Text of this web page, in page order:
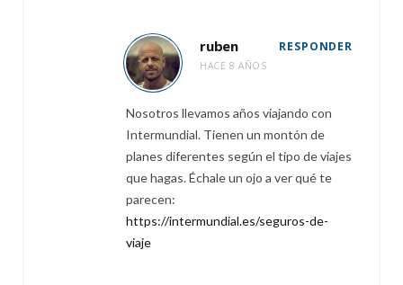
ruben
HACE 8 AÑOS
RESPONDER
Nosotros llevamos años viajando con
Intermundial. Tienen un montón de
planes diferentes según el tipo de viajes
que hagas. Échale un ojo a ver qué te
parecen:
https://intermundial.es/seguros-de-
viaje